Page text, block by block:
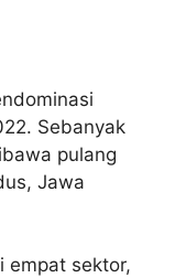
Sebanyak
pulang
Jawa
empat sektor,